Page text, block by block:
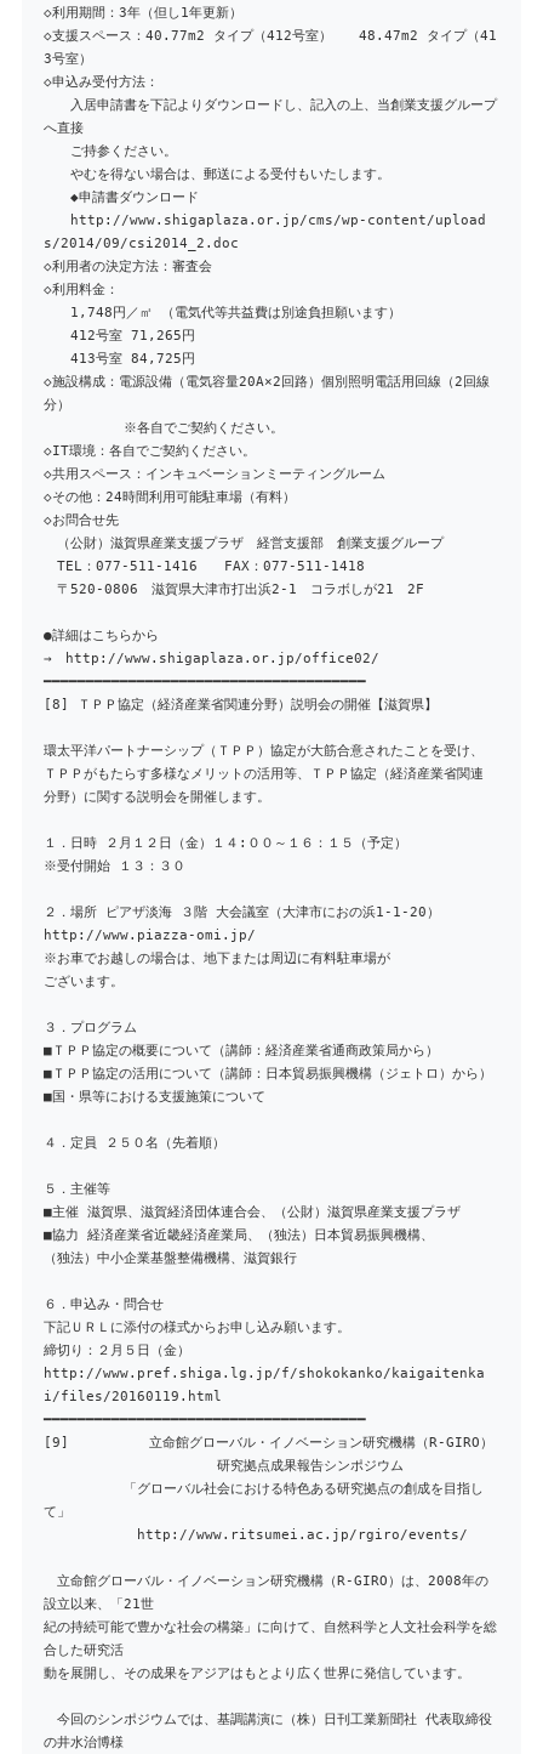
◇利用期間：3年（但し1年更新）
◇支援スペース：40.77m2 タイプ（412号室） 48.47m2 タイプ（41
3号室）
◇申込み受付方法：
入居申請書を下記よりダウンロードし、記入の上、当創業支援グループ
へ直接
ご持参ください。
やむを得ない場合は、郵送による受付もいたします。
◆申請書ダウンロード
http://www.shigaplaza.or.jp/cms/wp-content/upload
s/2014/09/csi2014_2.doc
◇利用者の決定方法：審査会
◇利用料金：
1,748円／㎡ （電気代等共益費は別途負担願います）
412号室 71,265円
413号室 84,725円
◇施設構成：電源設備（電気容量20A×2回路）個別照明電話用回線（2回線
分）
※各自でご契約ください。
◇IT環境：各自でご契約ください。
◇共用スペース：インキュベーションミーティングルーム
◇その他：24時間利用可能駐車場（有料）
◇お問合せ先
（公財）滋賀県産業支援プラザ 経営支援部 創業支援グループ
TEL：077-511-1416 FAX：077-511-1418
〒520-0806 滋賀県大津市打出浜2-1 コラボしが21 2F
●詳細はこちらから
→ http://www.shigaplaza.or.jp/office02/
━━━━━━━━━━━━━━━━━━━━━━━━━━━━━━━━━━━━━━
[8] ＴＰＰ協定（経済産業省関連分野）説明会の開催【滋賀県】
環太平洋パートナーシップ（ＴＰＰ）協定が大筋合意されたことを受け、
ＴＰＰがもたらす多様なメリットの活用等、ＴＰＰ協定（経済産業省関連
分野）に関する説明会を開催します。
１．日時 ２月１２日（金）１４:００～１６：１５（予定）
※受付開始 １３：３０
２．場所 ピアザ淡海 ３階 大会議室（大津市におの浜1-1-20）
http://www.piazza-omi.jp/
※お車でお越しの場合は、地下または周辺に有料駐車場が
ございます。
３．プログラム
■ＴＰＰ協定の概要について（講師：経済産業省通商政策局から）
■ＴＰＰ協定の活用について（講師：日本貿易振興機構（ジェトロ）から）
■国・県等における支援施策について
４．定員 ２５０名（先着順）
５．主催等
■主催 滋賀県、滋賀経済団体連合会、（公財）滋賀県産業支援プラザ
■協力 経済産業省近畿経済産業局、（独法）日本貿易振興機構、
（独法）中小企業基盤整備機構、滋賀銀行
６．申込み・問合せ
下記ＵＲＬに添付の様式からお申し込み願います。
締切り：２月５日（金）
http://www.pref.shiga.lg.jp/f/shokokanko/kaigaitenka
i/files/20160119.html
━━━━━━━━━━━━━━━━━━━━━━━━━━━━━━━━━━━━━━
[9] 立命館グローバル・イノベーション研究機構（R-GIRO）
研究拠点成果報告シンポジウム
「グローバル社会における特色ある研究拠点の創成を目指し
て」
http://www.ritsumei.ac.jp/rgiro/events/
立命館グローバル・イノベーション研究機構（R-GIRO）は、2008年の
設立以来、「21世
紀の持続可能で豊かな社会の構築」に向けて、自然科学と人文社会科学を総
合した研究活
動を展開し、その成果をアジアはもとより広く世界に発信しています。
今回のシンポジウムでは、基調講演に（株）日刊工業新聞社 代表取締役
の井水治博様